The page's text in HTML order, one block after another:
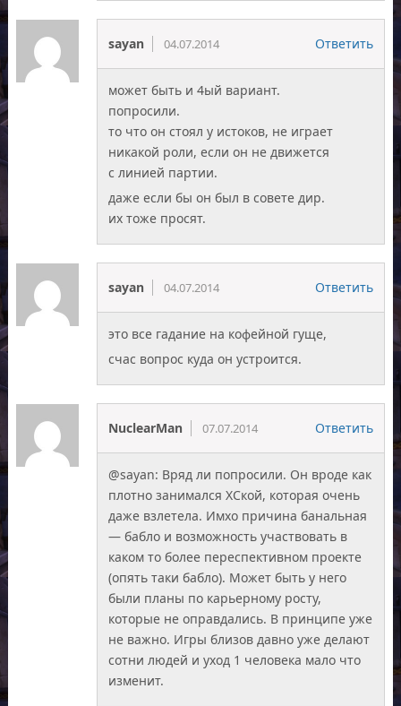
sayan 04.07.2014 Ответить
может быть и 4ый вариант.
попросили.
то что он стоял у истоков, не играет
никакой роли, если он не движется
с линией партии.
даже если бы он был в совете дир.
их тоже просят.
sayan 04.07.2014 Ответить
это все гадание на кофейной гуще,
счас вопрос куда он устроится.
NuclearMan 07.07.2014 Ответить
@sayan: Вряд ли попросили. Он вроде как
плотно занимался ХСкой, которая очень
даже взлетела. Имхо причина банальная
— бабло и возможность участвовать в
каком то более переспективном проекте
(опять таки бабло). Может быть у него
были планы по карьерному росту,
которые не оправдались. В принципе уже
не важно. Игры близов давно уже делают
сотни людей и уход 1 человека мало что
изменит.